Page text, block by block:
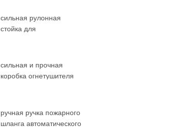
сильная рулонная
стойка для
сильная и прочная
коробка огнетушителя
ручная ручка пожарного
шланга автоматического